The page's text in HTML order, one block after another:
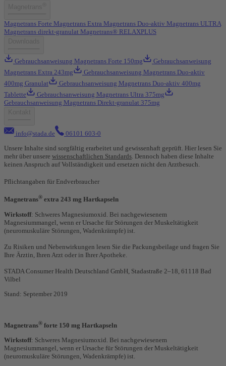
Magnetrans Forte Magnetrans Extra Magnetrans Duo-aktiv Magnetrans ULTRA
Magnetrans direkt-granulat Magnetrans® RELAXPLUS
Gebrauchsanweisung Magnetrans Forte 150mg
Gebrauchsanweisung
Magnetrans Extra 243mg
Gebrauchsanweisung Magnetrans Duo-aktiv
400mg Granulat
Gebrauchsanweisung Magnetrans Duo-aktiv 400mg
Tablette
Gebrauchsanweisung Magnetrans Ultra 375mg
Gebrauchsanweisung Magnetrans Direkt-granulat 375mg
info@stada.de
06101 603-0
Unsere Inhalte sind sorgfältig erarbeitet und gewissenhaft geprüft. Hier lesen Sie
mehr über unsere wissenschaftlichen Standards . Dennoch haben diese Inhalte
keinen Anspruch auf Vollständigkeit und ersetzen nicht den Arztbesuch.
Pflichtangaben für Endverbraucher
Magnetrans® extra 243 mg Hartkapseln
Wirkstoff: Schweres Magnesiumoxid. Bei nachgewiesenem
Magnesiummangel, wenn er Ursache für Störungen der Muskeltätigkeit
(neuromuskuläre Störungen, Wadenkrämpfe) ist.
Zu Risiken und Nebenwirkungen lesen Sie die Packungsbeilage und fragen Sie
Ihre Ärztin, Ihren Arzt oder in Ihrer Apotheke.
STADA Consumer Health Deutschland GmbH, Stadastraße 2–18, 61118 Bad
Vilbel
Stand: September 2019
Magnetrans® forte 150 mg Hartkapseln
Wirkstoff: Schweres Magnesiumoxid. Bei nachgewiesenem
Magnesiummangel, wenn er Ursache für Störungen der Muskeltätigkeit
(neuromuskuläre Störungen, Wadenkrämpfe) ist.